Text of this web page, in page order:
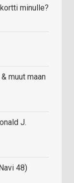
minulle?
muut maan
J.
48)